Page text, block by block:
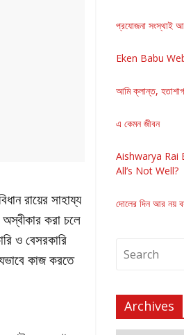
রায়ের সাহায্য
অস্বীকার করা চলে
ও বেসরকারি
কাজ করতে
প্রযোজনা সংস্থাই
Eken Babu
আমি ক্লান্ত,
এ কেমন জীবন
Aishwarya Rai
All’s Not Well?
দোলের দিন আর নয়
Archives